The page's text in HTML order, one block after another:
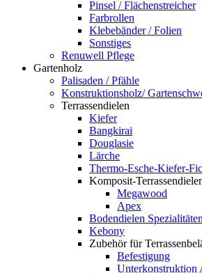
Pinsel / Flächenstreicher
Farbrollen
Klebebänder / Folien
Sonstiges
Renuwell Pflege
Gartenholz
Palisaden / Pfähle
Konstruktionsholz/
Terrassendielen
Kiefer
Bangkirai
Douglasie
Lärche
Thermo-Esche-Kiefer-
Komposit-
Megawood
Apex
Bodendielen Spezialitäten
Kebony
Zubehör für
Befestigung
Unterkonstruktion